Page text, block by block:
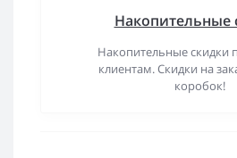
Накопительные
Накопительные скидки
клиентам. Скидки на
коробок!